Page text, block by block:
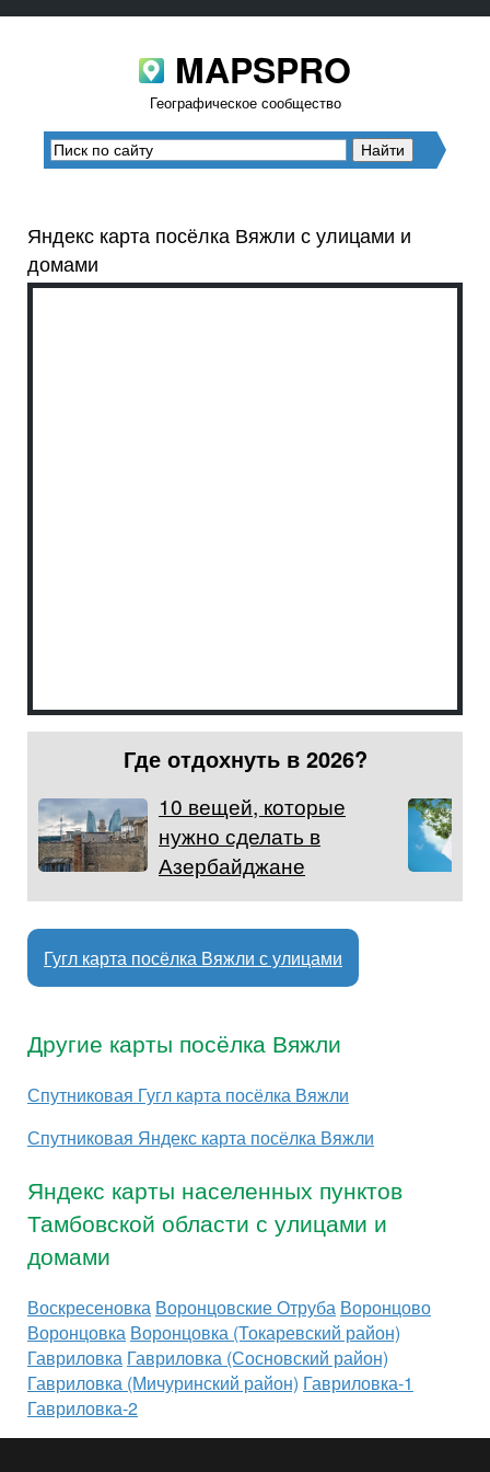
MAPSPRO
Географическое сообщество
Яндекс карта посёлка Вяжли с улицами и
домами
Где отдохнуть в 2026?
10 вещей, которые
нужно сделать в
Азербайджане
Гугл карта посёлка Вяжли с улицами
Другие карты посёлка Вяжли
Спутниковая Гугл карта посёлка Вяжли
Спутниковая Яндекс карта посёлка Вяжли
Яндекс карты населенных пунктов
Тамбовской области с улицами и
домами
Воскресеновка Воронцовские Отруба Воронцово
Воронцовка Воронцовка (Токаревский район)
Гавриловка Гавриловка (Сосновский район)
Гавриловка (Мичуринский район) Гавриловка-1
Гавриловка-2